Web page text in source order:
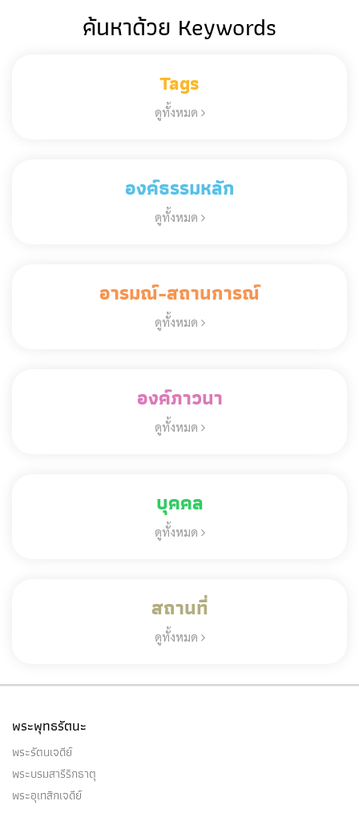
ค้นหาด้วย Keywords
Tags
ดูทั้งหมด
องค์ธรรมหลัก
ดูทั้งหมด
อารมณ์-สถานการณ์
ดูทั้งหมด
องค์ภาวนา
ดูทั้งหมด
บุคคล
ดูทั้งหมด
สถานที่
ดูทั้งหมด
พระพุทธรัตนะ
พระรัตนเจดีย์
พระบรมสารีริกธาตุ
พระอุเทสิกเจดีย์